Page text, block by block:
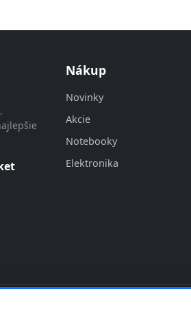
Nákup
Novinky
Akcie
Notebooky
Elektronika